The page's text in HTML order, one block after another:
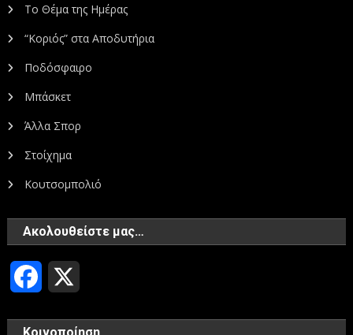
Το Θέμα της Ημέρας
“Κοριός” στα Αποδυτήρια
Ποδόσφαιρο
Μπάσκετ
Άλλα Σπορ
Στοίχημα
Κουτσομπολιό
Ακολουθείστε μας…
Facebook
Κοινοποίηση